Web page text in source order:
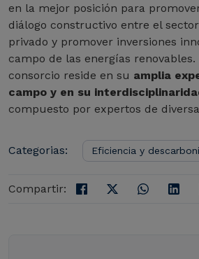
en la mejor posición para
diálogo constructivo entre el
privado y promover inversiones
campo de las energías
consorcio reside en su amplia
campo y en su
compuesto por expertos de
Categorias: Eficiencia y
Compartir: